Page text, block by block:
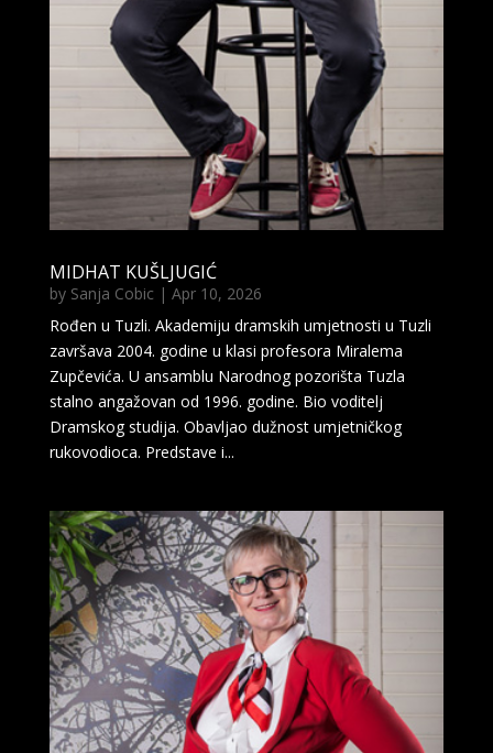
MIDHAT KUŠLJUGIĆ
by Sanja Cobic| Apr 10, 2026
Rođen u Tuzli. Akademiju dramskih umjetnosti u Tuzli
završava 2004. godine u klasi profesora Miralema
Zupčevića. U ansamblu Narodnog pozorišta Tuzla
stalno angažovan od 1996. godine. Bio voditelj
Dramskog studija. Obavljao dužnost umjetničkog
rukovodioca. Predstave i...